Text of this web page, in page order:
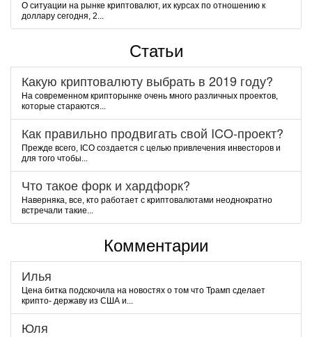
О ситуации на рынке криптовалют, их курсах по отношению к
доллару сегодня, 2...
Статьи
Какую криптовалюту выбрать в 2019 году?
На современном крипторынке очень много различных проектов,
которые стараются...
Как правильно продвигать свой ICO-проект?
Прежде всего, ICO создается с целью привлечения инвесторов и
для того чтобы...
Что такое форк и хардфорк?
Наверняка, все, кто работает с криптовалютами неоднократно
встречали такие...
Комментарии
Илья
Цена битка подскочила на новостях о том что Трамп сделает
крипто- державу из США и...
Юля